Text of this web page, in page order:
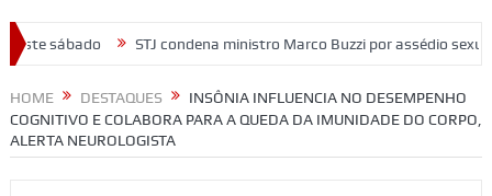
condena ministro Marco Buzzi por assédio sexual e importunação
HOME DESTAQUES
INSÔNIA INFLUENCIA NO DESEMPENHO
COGNITIVO E COLABORA PARA A QUEDA DA IMUNIDADE DO CORPO,
ALERTA NEUROLOGISTA